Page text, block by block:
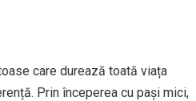
care durează toată viața
Prin începerea cu pași mici,